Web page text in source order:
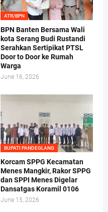
ATR/BPN
BPN Banten Bersama Wali
kota Serang Budi Rustandi
Serahkan Sertipikat PTSL
Door to Door ke Rumah
Warga
June 16, 2026
BUPATI PANDEGLANG
Korcam SPPG Kecamatan
Menes Mangkir, Rakor SPPG
dan SPPI Menes Digelar
Dansatgas Koramil 0106
June 15, 2026